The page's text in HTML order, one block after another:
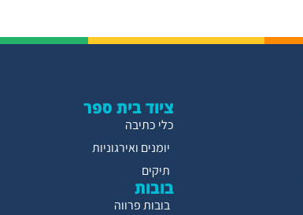
ציוד בית ספר
כלי כתיבה
יומנים ואירגוניות
תיקים
בובות
בובות פרווה